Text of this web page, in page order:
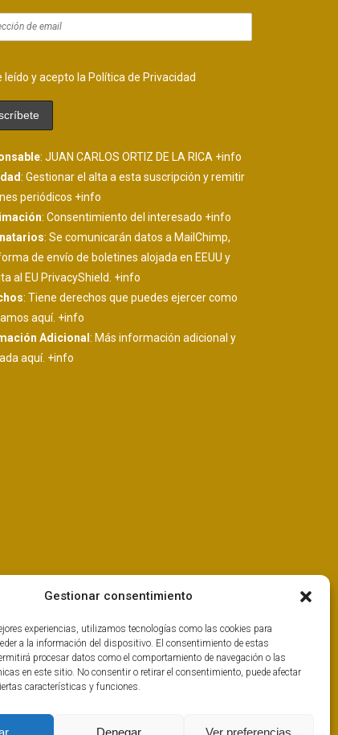
Gestionar consentimiento
experiencias, utilizamos tecnologías como las cookies para
a la información del dispositivo. El consentimiento de estas
procesar datos como el comportamiento de navegación o las
en este sitio. No consentir o retirar el consentimiento, puede afectar
características y funciones.
Denegar Ver preferencias
leído y acepto la Política de Privacidad
: JUAN CARLOS ORTIZ DE LA RICA +info
: Gestionar el alta a esta suscripción y remitir
periódicos +info
: Consentimiento del interesado +info
: Se comunicarán datos a MailChimp,
de envío de boletines alojada en EEUU y
al EU PrivacyShield. +info
: Tiene derechos que puedes ejercer como
aquí. +info
Adicional : Más información adicional y
aquí. +info